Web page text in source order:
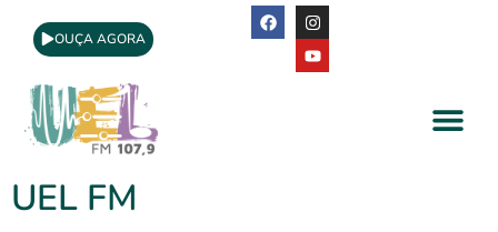
OUÇA AGORA
UEL FM